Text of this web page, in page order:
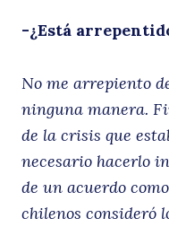
-¿Está
No me arrepiento
ninguna manera.
de la crisis que
necesario hacerlo
de un acuerdo
chilenos consideró